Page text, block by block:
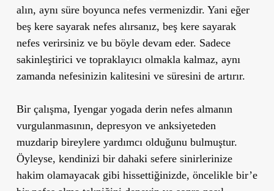
alın, aynı süre boyunca nefes vermenizdir. Yani eğer
beş kere sayarak nefes alırsanız, beş kere sayarak
nefes verirsiniz ve bu böyle devam eder. Sadece
sakinleştirici ve topraklayıcı olmakla kalmaz, aynı
zamanda nefesinizin kalitesini ve süresini de artırır.
Bir çalışma, Iyengar yogada derin nefes almanın
vurgulanmasının, depresyon ve anksiyeteden
muzdarip bireylere yardımcı olduğunu bulmuştur.
Öyleyse, kendinizi bir dahaki sefere sinirlerinize
hakim olamayacak gibi hissettiğinizde, öncelikle bir’e